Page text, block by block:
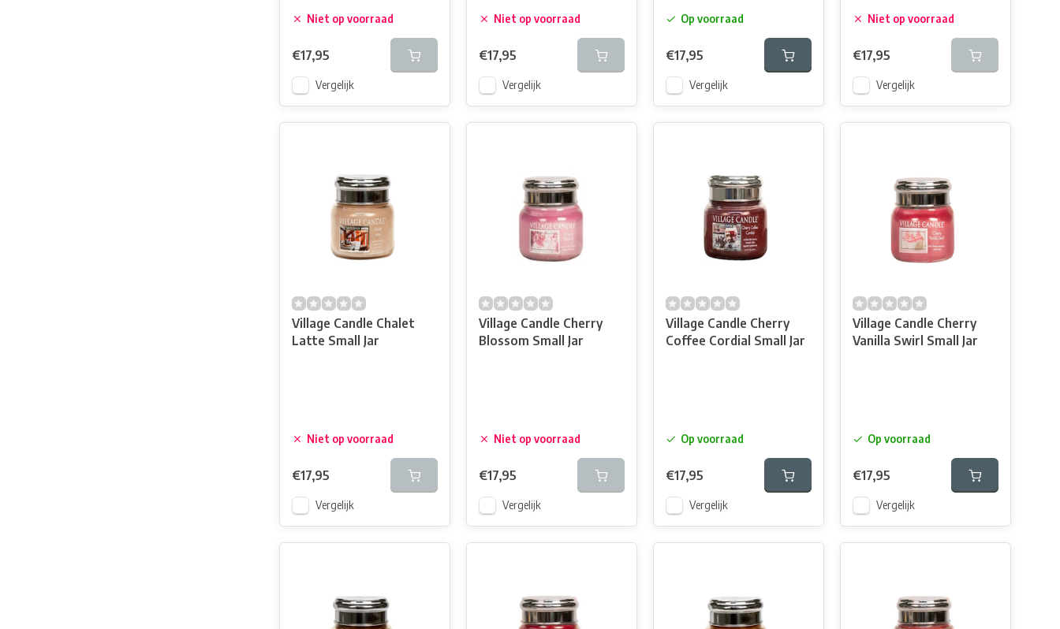
Niet op voorraad
€17,95
Vergelijk
Niet op voorraad
€17,95
Vergelijk
Op voorraad
€17,95
Vergelijk
Niet op voorraad
€17,95
Vergelijk
Village Candle Chalet
Latte Small Jar
Niet op voorraad
€17,95
Vergelijk
Village Candle Cherry
Blossom Small Jar
Niet op voorraad
€17,95
Vergelijk
Village Candle Cherry
Coffee Cordial Small Jar
Op voorraad
€17,95
Vergelijk
Village Candle Cherry
Vanilla Swirl Small Jar
Op voorraad
€17,95
Vergelijk